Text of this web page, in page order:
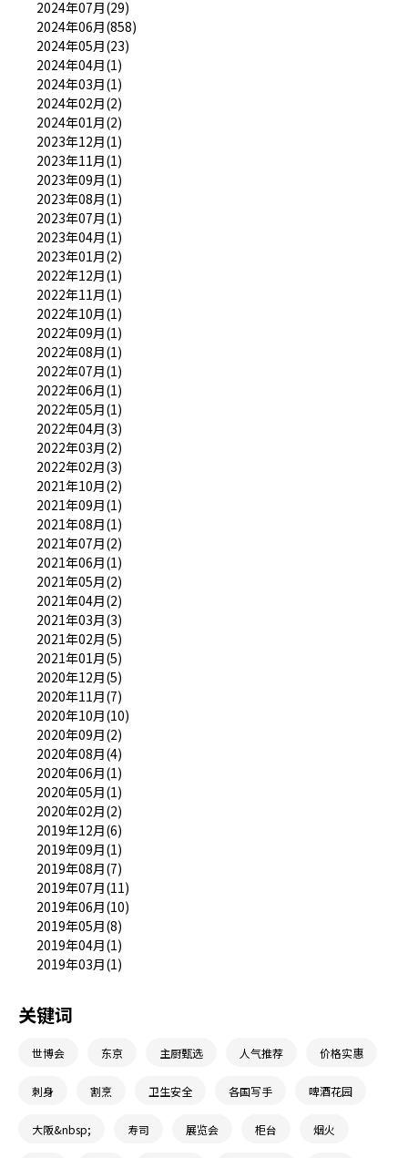
2024年07月(29)
2024年06月(858)
2024年05月(23)
2024年04月(1)
2024年03月(1)
2024年02月(2)
2024年01月(2)
2023年12月(1)
2023年11月(1)
2023年09月(1)
2023年08月(1)
2023年07月(1)
2023年04月(1)
2023年01月(2)
2022年12月(1)
2022年11月(1)
2022年10月(1)
2022年09月(1)
2022年08月(1)
2022年07月(1)
2022年06月(1)
2022年05月(1)
2022年04月(3)
2022年03月(2)
2022年02月(3)
2021年10月(2)
2021年09月(1)
2021年08月(1)
2021年07月(2)
2021年06月(1)
2021年05月(2)
2021年04月(2)
2021年03月(3)
2021年02月(5)
2021年01月(5)
2020年12月(5)
2020年11月(7)
2020年10月(10)
2020年09月(2)
2020年08月(4)
2020年06月(1)
2020年05月(1)
2020年02月(2)
2019年12月(6)
2019年09月(1)
2019年08月(7)
2019年07月(11)
2019年06月(10)
2019年05月(8)
2019年04月(1)
2019年03月(1)
关键词
世博会 东京 主厨甄选 人气推荐 价格实惠
刺身 割烹 卫生安全 各国写手 啤酒花园
大阪&nbsp; 寿司 展览会 柜台 烟火